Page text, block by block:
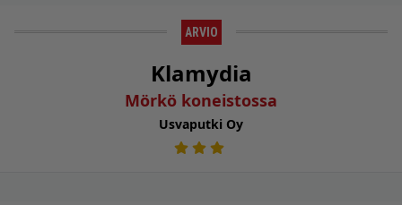
ARVIO
Klamydia
Mörkö koneistossa
Usvaputki Oy